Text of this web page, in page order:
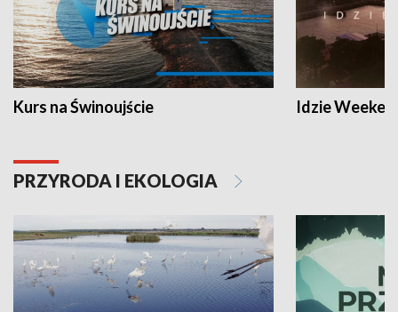
Kurs na Świnoujście Idzie
PRZYRODA I EKOLOGIA